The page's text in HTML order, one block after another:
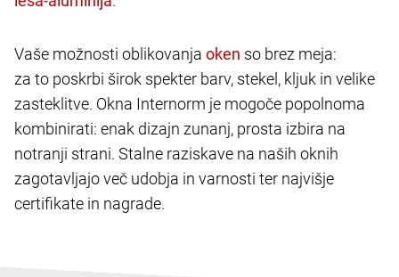
Vaše možnosti oblikovanja
so brez meja:
za to poskrbi širok spekter barv, stekel, kljuk in velike
zasteklitve. Okna Internorm je mogoče popolnoma
kombinirati: enak dizajn zunanj, prosta izbira na
notranji strani. Stalne raziskave na naših oknih
zagotavljajo več udobja in varnosti ter najvišje
certifikate in nagrade.